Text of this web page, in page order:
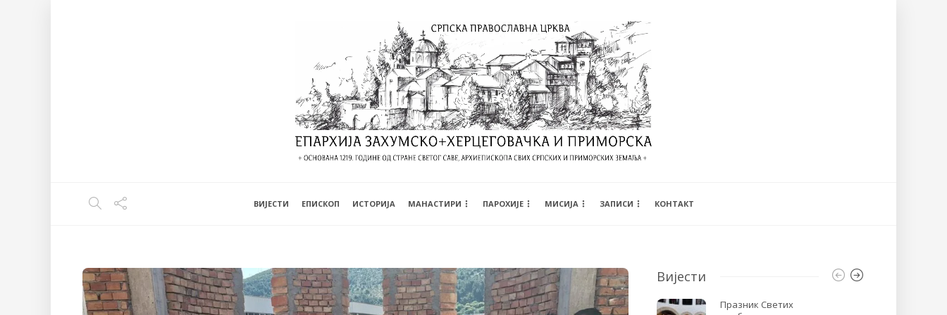
ВИЈЕСТИ EПИСКОП ИСТОРИЈА МАНАСТИРИ ПАРОХИЈЕ МИСИЈА ЗАПИСИ КОНТАКТ
Вијести
Празник Светих